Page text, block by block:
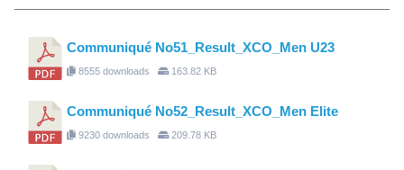
Communiqué No51_Result_XCO_Men U23
8555 downloads 163.82 KB
Communiqué No52_Result_XCO_Men Elite
9230 downloads 209.78 KB